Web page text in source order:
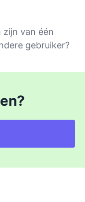
zijn van één
gebruiker?